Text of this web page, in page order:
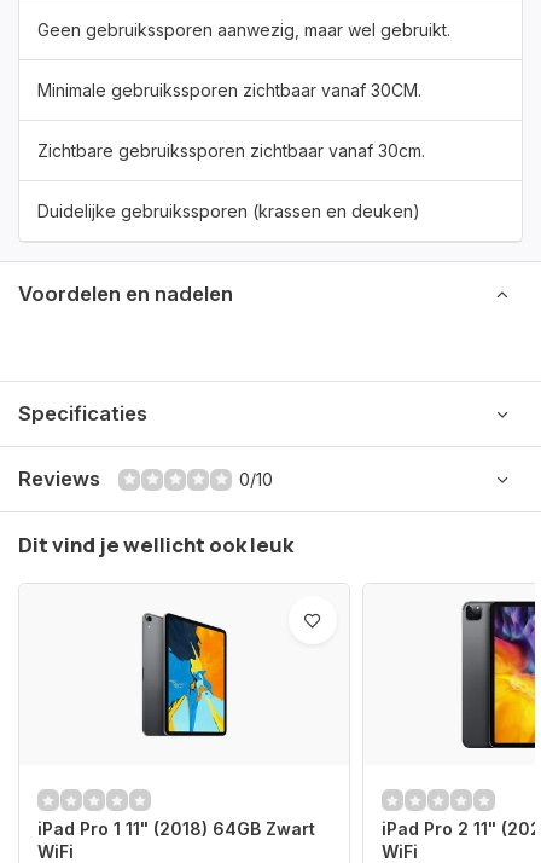
Geen gebruikssporen aanwezig, maar wel gebruikt.
Minimale gebruikssporen zichtbaar vanaf 30CM.
Zichtbare gebruikssporen zichtbaar vanaf 30cm.
Duidelijke gebruikssporen (krassen en deuken)
Voordelen en nadelen
Specificaties
Reviews 0/10
Dit vind je wellicht ook leuk
iPad Pro 1 11" (2018) 64GB Zwart
WiFi
iPad Pro 2 11"
WiFi